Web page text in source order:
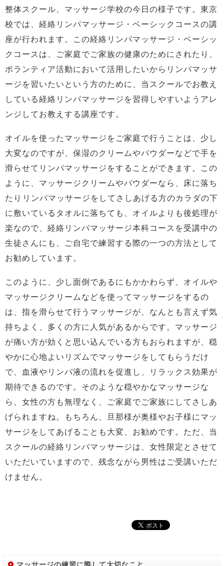
整体スクール、マッサージ学校の今日の様子です。東京
校では、経絡リンパマッサージ・ベーシックコースの講
座が行われます。この経絡リンパマッサージ・ベーシッ
クコースは、ご家庭でご家族の健康のためにされたり、
ボランティア活動において活用したいからリンパマッサ
ージを習いたいという方のために、当スクールでお教え
している経絡リンパマッサージを習得しやすいようアレ
ンジしてお教えする講座です。
オイルを使ったマッサージをご家庭で行うことは、少し
大変なのですが、保湿のクリームやパウダーなどで手を
滑らせてリンパマッサージをすることができます。この
ように、マッサージクリームやパウダーなら、床に落ち
たりリンパマッサージをしてさしあげる方のカラダの下
に敷いているタオルに落ちても、オイルよりも後処理が
楽なので、経絡リンパマッサージ本科コースを受講中の
生徒さんにも、ご自宅で練習する際の一つの方法として
お勧めしています。
このように、少し面倒であるにもかかわらず、オイルや
マッサージクリームなどを使ってマッサージをするの
は、指を滑らせて行うマッサージが、なんとも言えず気
持ちよく、多くの方に人気があるからです。マッサージ
が痛い方が効くと思い込んでいる方もおられますが、穏
やかに心地よいリズムでマッサージをしてもらうだけ
で、血液やリンパ液の流れを促進し、リラックス効果が
期待できるのです。そのような穏やかなマッサージな
ら、女性の方も無理なく、ご家庭でご家族にしてさしあ
げられますね。もちろん、旦那様が奥様やお子様にマッ
サージをしてあげることも大変、お勧めです。ただ、当
スクールの経絡リンパマッサージは、女性限定とさせて
いただいていますので、残念ながら男性はご受講いただ
けません。